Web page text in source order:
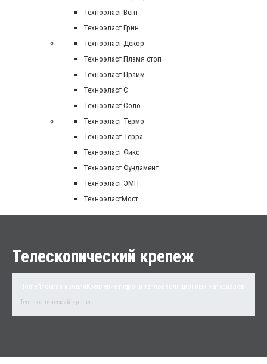
Техноэласт Вент
Техноэласт Грин
Техноэласт Декор
Техноэласт Пламя стоп
Техноэласт Прайм
Техноэласт С
Техноэласт Соло
Техноэласт Термо
Техноэласт Терра
Техноэласт Фикс
Техноэласт Фундамент
Техноэласт ЭМП
ТехноэластМост
Телескопический крепеж
Телескопический крепеж